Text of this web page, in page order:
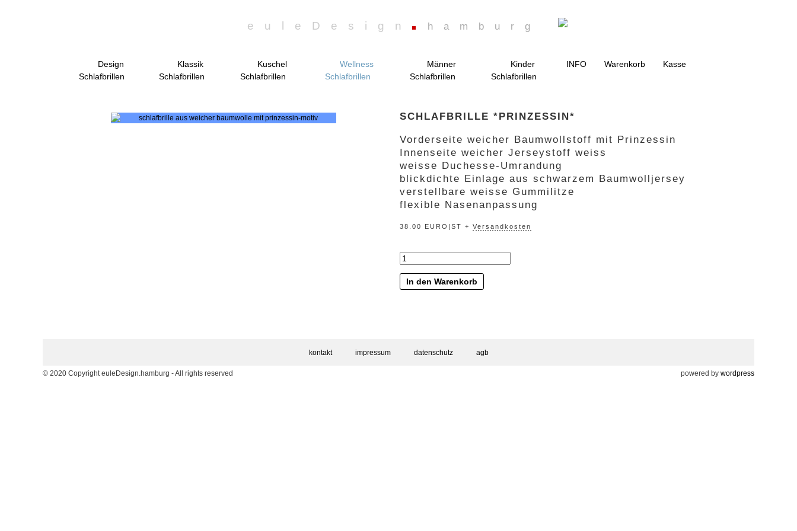
euleDesign hamburg
Design
Schlafbrillen
Klassik
Schlafbrillen
Kuschel
Schlafbrillen
Wellness
Schlafbrillen
Männer
Schlafbrillen
Kinder
Schlafbrillen
INFO Warenkorb Kasse
SCHLAFBRILLE *PRINZESSIN*
Vorderseite weicher Baumwollstoff mit Prinzessin
Innenseite weicher Jerseystoff weiss
weisse Duchesse-Umrandung
blickdichte Einlage aus schwarzem Baumwolljersey
verstellbare weisse Gummilitze
flexible Nasenanpassung
38.00 EURO|ST + Versandkosten
Menge
In den Warenkorb
kontakt impressum datenschutz agb
© 2020 Copyright euleDesign.hamburg - All rights reserved powered by wordpress